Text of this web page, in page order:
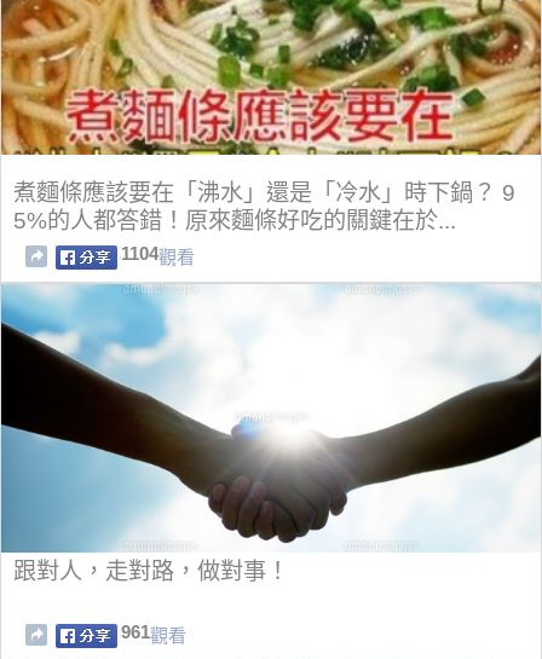
煮麵條應該要在「沸水」還是「冷水」時下鍋？ 9
5%的人都答錯！原來麵條好吃的關鍵在於...
1104觀看
跟對人，走對路，做對事！
961觀看